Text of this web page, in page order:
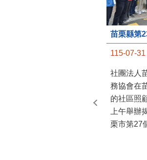
115-07-31
社團法人
務協會在
的社區照
上午舉辦
栗市第27